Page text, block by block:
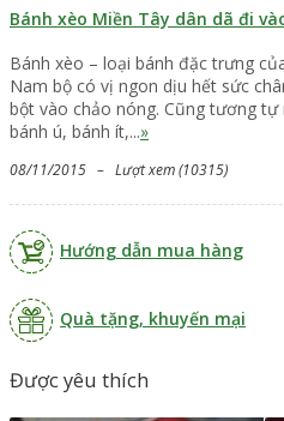
Bánh xèo Miền Tây dân dã đi
Bánh xèo – loại bánh đặc trưng
Nam bộ có vị ngon dịu hết sức
bột vào chảo nóng. Cũng tương
bánh ú, bánh ít,...»
08/11/2015 – Lượt xem (10315)
Hướng dẫn mua hàng
Quà tặng, khuyến mại
Được yêu thích